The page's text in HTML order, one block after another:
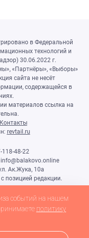
в Федеральной
технологий и
30.06.2022 г.
«Партнёры», «Выборы»
сайта не несёт
содержащейся в
материалов ссылка на
Контакты
revtail.ru
48-22
Ак.Жука, 10а
позицией редакции.
Н.Н.
материалы 18+
событий на нашем
политику